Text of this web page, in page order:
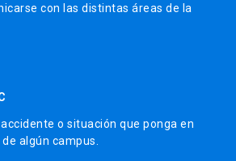
con las distintas áreas de la
o situación que ponga en
algún campus.